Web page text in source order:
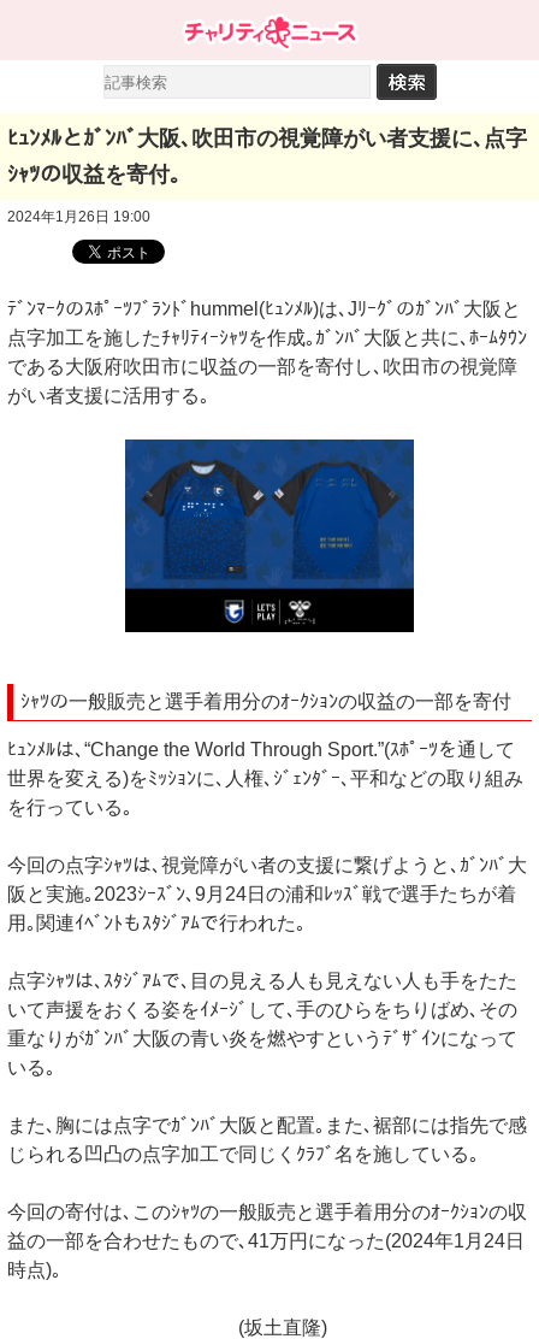
ﾋｭﾝﾒﾙとｶﾞﾝﾊﾞ大阪､吹田市の視覚障がい者支援に､点字
ｼｬﾂの収益を寄付｡
2024年1月26日 19:00
ﾃﾞﾝﾏｰｸのｽﾎﾟｰﾂﾌﾞﾗﾝﾄﾞhummel(ﾋｭﾝﾒﾙ)は､Jﾘｰｸﾞのｶﾞﾝﾊﾞ大阪と
点字加工を施したﾁｬﾘﾃｨｰｼｬﾂを作成｡ｶﾞﾝﾊﾞ大阪と共に､ﾎｰﾑﾀｳﾝ
である大阪府吹田市に収益の一部を寄付し､吹田市の視覚障
がい者支援に活用する｡
ｼｬﾂの一般販売と選手着用分のｵｰｸｼｮﾝの収益の一部を寄付
ﾋｭﾝﾒﾙは､“Change the World Through Sport.”(ｽﾎﾟｰﾂを通して
世界を変える)をﾐｯｼｮﾝに､人権､ｼﾞｪﾝﾀﾞｰ､平和などの取り組み
を行っている｡
今回の点字ｼｬﾂは､視覚障がい者の支援に繋げようと､ｶﾞﾝﾊﾞ大
阪と実施｡2023ｼｰｽﾞﾝ､9月24日の浦和ﾚｯｽﾞ戦で選手たちが着
用｡関連ｲﾍﾞﾝﾄもｽﾀｼﾞｱﾑで行われた｡
点字ｼｬﾂは､ｽﾀｼﾞｱﾑで､目の見える人も見えない人も手をたた
いて声援をおくる姿をｲﾒｰｼﾞして､手のひらをちりばめ､その
重なりがｶﾞﾝﾊﾞ大阪の青い炎を燃やすというﾃﾞｻﾞｲﾝになって
いる｡
また､胸には点字でｶﾞﾝﾊﾞ大阪と配置｡また､裾部には指先で感
じられる凹凸の点字加工で同じくｸﾗﾌﾞ名を施している｡
今回の寄付は､このｼｬﾂの一般販売と選手着用分のｵｰｸｼｮﾝの収
益の一部を合わせたもので､41万円になった(2024年1月24日
時点)｡
(坂土直隆)